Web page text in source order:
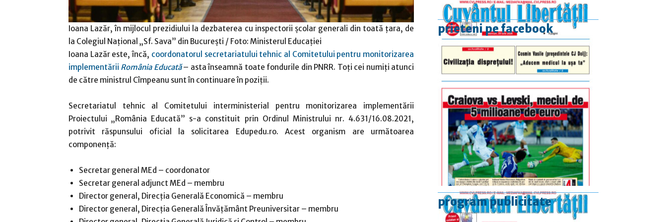
Ioana Lazăr, în mijlocul prezidiului la dezbaterea cu inspectorii școlar generali din toată țara, de
la Colegiul Național „Sf. Sava” din București / Foto: Ministerul Educației
Ioana Lazăr este, încă, coordonatorul secretariatului tehnic al Comitetului pentru monitorizarea
implementării România Educată– asta înseamnă toate fondurile din PNRR. Toți cei numiți atunci
de către ministrul Cîmpeanu sunt în continuare în poziții.
Secretariatul tehnic al Comitetului interministerial pentru monitorizarea implementării
Proiectului „România Educată” s-a constituit prin Ordinul Ministrului nr. 4.631/16.08.2021,
potrivit răspunsului oficial la solicitarea Edupedu.ro. Acest organism are următoarea
componență:
Secretar general MEd – coordonator
Secretar general adjunct MEd – membru
Director general, Direcția Generală Economică – membru
Director general, Direcția Generală Învățământ Preuniversitar – membru
prieteni pe facebook
program publicitate